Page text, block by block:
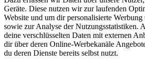
Geräte. Diese nutzen wir zur laufenden
Website und um dir personalisierte
sowie zur Analyse der Nutzungsstatistiken.
deine verschlüsselten Daten mit externen
dir über deren Online-Werbekanäle
du deren Dienste bereits selbst nutzt.